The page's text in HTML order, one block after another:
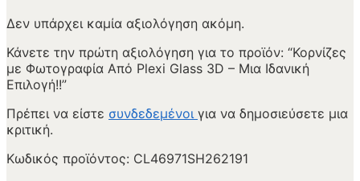
Δεν υπάρχει καμία αξιολόγηση ακόμη.
Κάνετε την πρώτη αξιολόγηση για το προϊόν: “Κορνίζες
με Φωτογραφία Από Plexi Glass 3D – Μια Ιδανική
Επιλογή!!”
Πρέπει να είστε συνδεδεμένοι για να δημοσιεύσετε μια
κριτική.
Κωδικός προϊόντος: CL46971SH262191